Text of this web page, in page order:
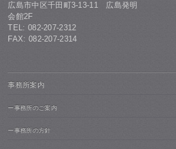
広島市中区千田町3-13-11 広島発明
会館2F
TEL: 082-207-2312
FAX: 082-207-2314
事務所案内
ー事務所のご案内
ー事務所の方針